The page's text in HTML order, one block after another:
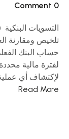
0 Comment
تلخيص ومقارنة
حساب البنك
لفترة مالية
لإكتشاف أي
Read More